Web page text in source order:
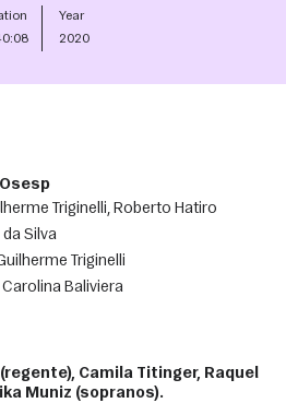
Year
2020
Triginelli, Roberto Hatiro
Silva
Triginelli
Baliviera
Camila Titinger, Raquel
Muniz (sopranos).